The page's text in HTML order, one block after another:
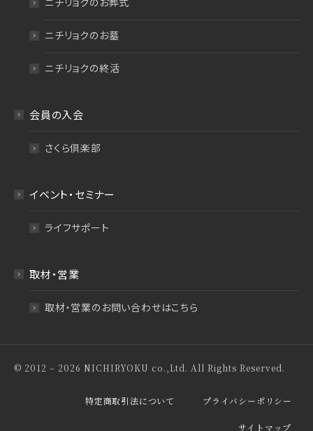
ニチリョクのお墓
ニチリョクの終活
会員の入会
さくら倶楽部
イベント・セミナー
ライフサポート
取材・営業
取材・営業のお問い合わせはこちら
© 2012 – 2026 NICHIRYOKU co.,Ltd. All Rights Reserved.
特定商取引法について プライバシーポリシー
サイトマップ